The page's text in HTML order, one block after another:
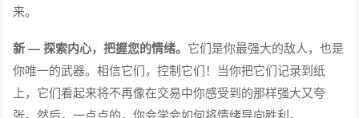
来。
新 — 探索内心，把握您的情绪。 它们是你最强大的敌人，也是
你唯一的武器。相信它们，控制它们！当你把它们记录到纸
上，它们看起来将不再像在交易中你感受到的那样强大又夸
张。然后，一点点的，你会学会如何将情绪导向胜利。